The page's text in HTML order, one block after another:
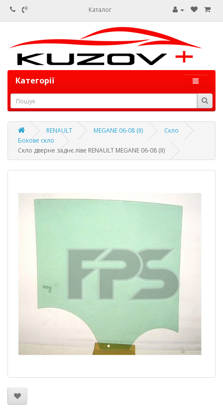
Каталог
Категорії
RENAULT MEGANE 06-08 (II)
Скло
Бокове скло
Скло дверне заднє ліве RENAULT MEGANE 06-08 (II)